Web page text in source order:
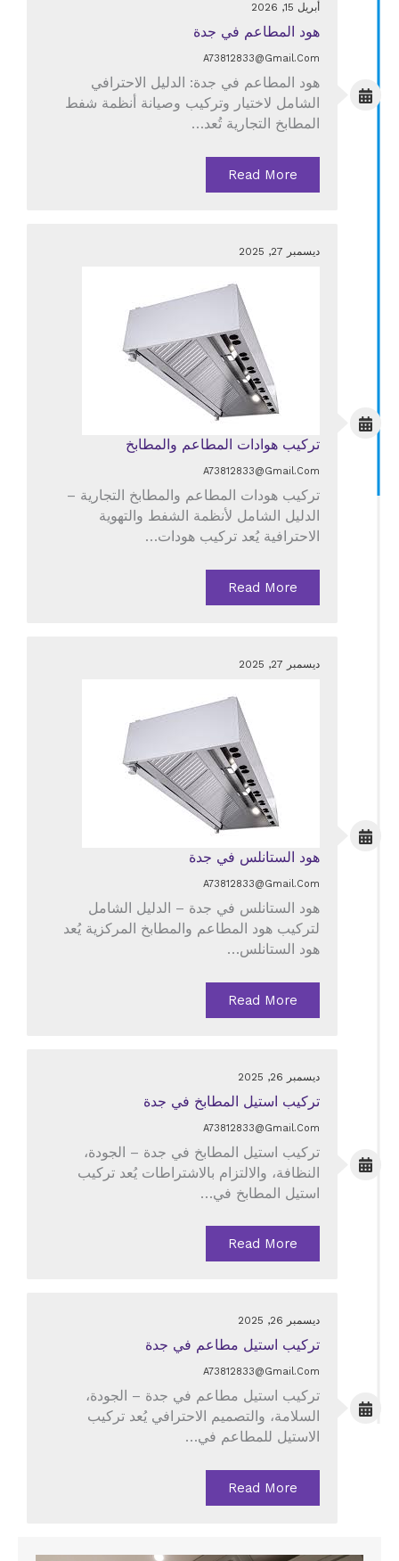
أبريل 15, 2026
هود المطاعم في جدة
A73812833@gmail.com
هود المطاعم في جدة: الدليل الاحترافي
الشامل لاختيار وتركيب وصيانة أنظمة شفط
المطابخ التجارية تُعد…
Read More
ديسمبر 27, 2025
تركيب هوادات المطاعم والمطابخ
A73812833@gmail.com
تركيب هودات المطاعم والمطابخ التجارية –
الدليل الشامل لأنظمة الشفط والتهوية
الاحترافية يُعد تركيب هودات…
Read More
ديسمبر 27, 2025
هود الستانلس في جدة
A73812833@gmail.com
هود الستانلس في جدة – الدليل الشامل
لتركيب هود المطاعم والمطابخ المركزية يُعد
هود الستانلس…
Read More
ديسمبر 26, 2025
تركيب استيل المطابخ في جدة
A73812833@gmail.com
تركيب استيل المطابخ في جدة – الجودة،
النظافة، والالتزام بالاشتراطات يُعد تركيب
استيل المطابخ في…
Read More
ديسمبر 26, 2025
تركيب استيل مطاعم في جدة
A73812833@gmail.com
تركيب استيل مطاعم في جدة – الجودة،
السلامة، والتصميم الاحترافي يُعد تركيب
الاستيل للمطاعم في…
Read More